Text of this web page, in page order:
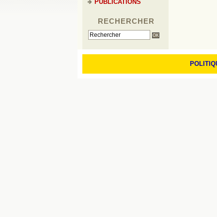
PUBLICATIONS
RECHERCHER